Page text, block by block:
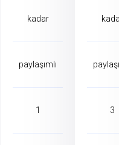
kadar
paylaşımlı
1 3